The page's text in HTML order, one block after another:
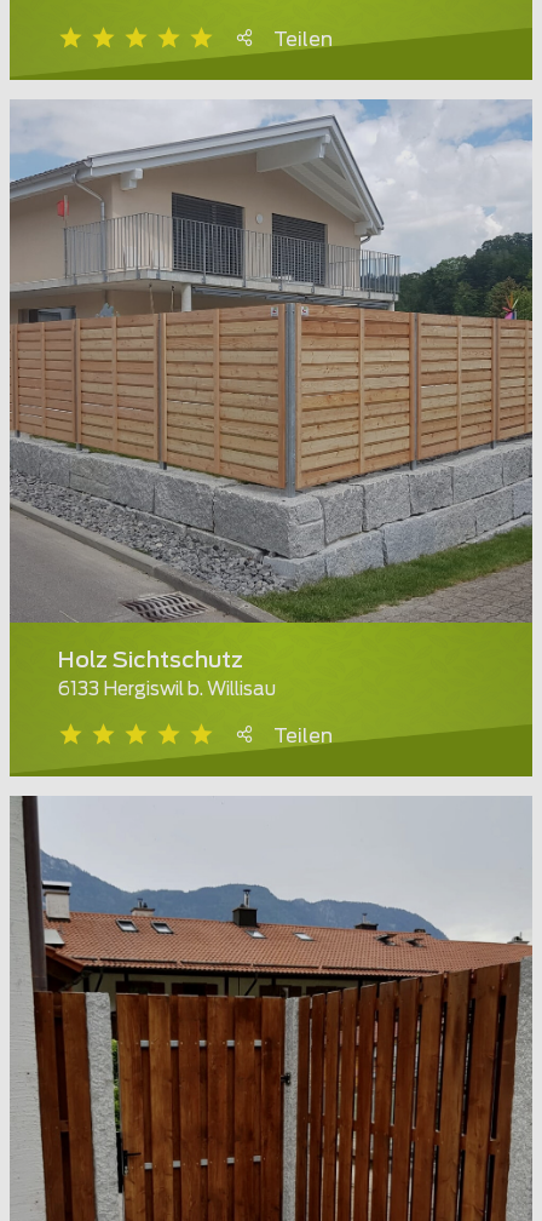
Teilen
Holz Sichtschutz
6133 Hergiswil b. Willisau
Teilen